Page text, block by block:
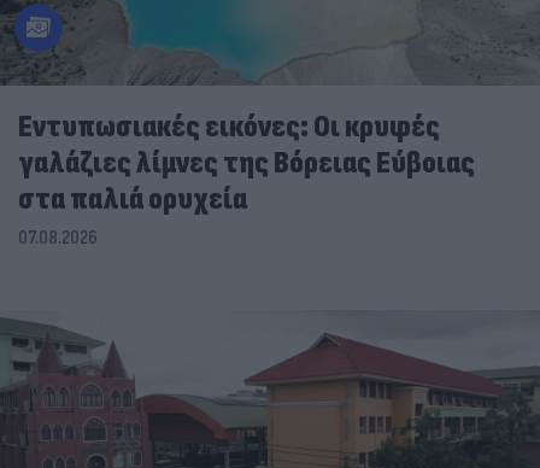
Εντυπωσιακές εικόνες: Οι κρυφές
γαλάζιες λίμνες της Βόρειας Εύβοιας
στα παλιά ορυχεία
07.08.2026